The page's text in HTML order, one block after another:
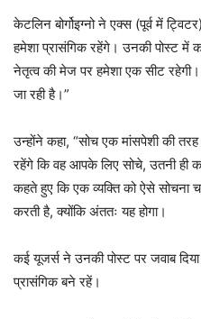
केटलिन बोर्गोइग्नो ने एक्स (पूर्व में
हमेशा प्रासंगिक रहेंगे। उनकी पोस्ट में
नेतृत्व की मेज पर हमेशा एक सीट
जा रही है।”
उन्होंने कहा, “सोच एक मांसपेशी की
रहेंगे कि वह आपके लिए सोचे, उतनी ही
कहते हुए कि एक व्यक्ति को ऐसे सोचना
करती है, क्योंकि अंततः यह होगा।
कई यूजर्स ने उनकी पोस्ट पर जवाब
प्रासंगिक बने रहें।